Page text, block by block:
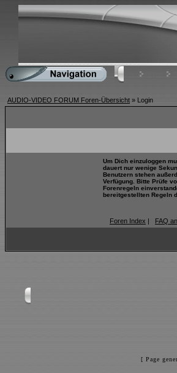
AUDIO-VIDEO FORUM Foren-Übersicht » Login
Um Dich einzuloggen
dauert nur wenige
Benutzern stehen
Verfügung. Bitte Prüfe
Forenregeln
bereitgestellten Regeln
Foren Index | FAQ
[ Page